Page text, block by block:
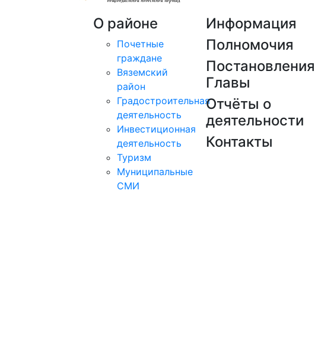
О районе
Почетные
граждане
Вяземский
район
Градостроительная
деятельность
Инвестиционная
деятельность
Туризм
Муниципальные
СМИ
Информация
Полномочия
Постановления
Главы
Отчёты о
деятельности
Контакты